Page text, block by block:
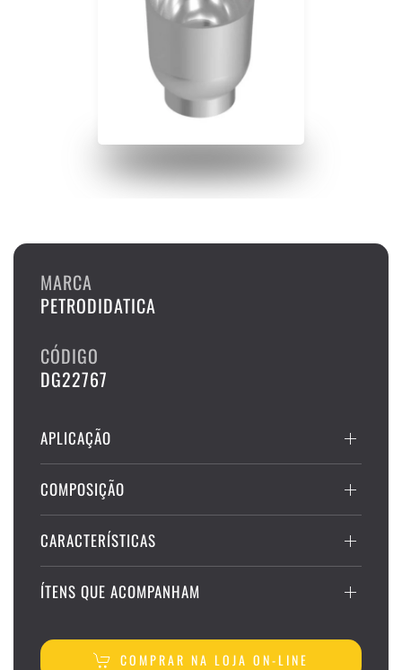
MARCA
PETRODIDATICA
CÓDIGO
DG22767
APLICAÇÃO
COMPOSIÇÃO
CARACTERÍSTICAS
ÍTENS QUE ACOMPANHAM
COMPRAR NA LOJA ON-LINE